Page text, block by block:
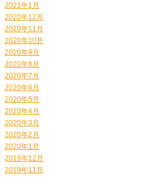
2021年1月
2020年12月
2020年11月
2020年10月
2020年9月
2020年8月
2020年7月
2020年6月
2020年5月
2020年4月
2020年3月
2020年2月
2020年1月
2019年12月
2019年11月